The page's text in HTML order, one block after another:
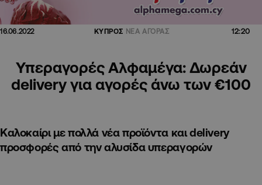
16.06.2022 ΚΥΠΡΟΣ ΝΕΑ ΑΓΟΡΑΣ 12:20
Υπεραγορές Αλφαμέγα: Δωρεάν
delivery για αγορές άνω των €100
Καλοκαίρι με πολλά νέα προϊόντα και delivery
προσφορές από την αλυσίδα υπεραγορών